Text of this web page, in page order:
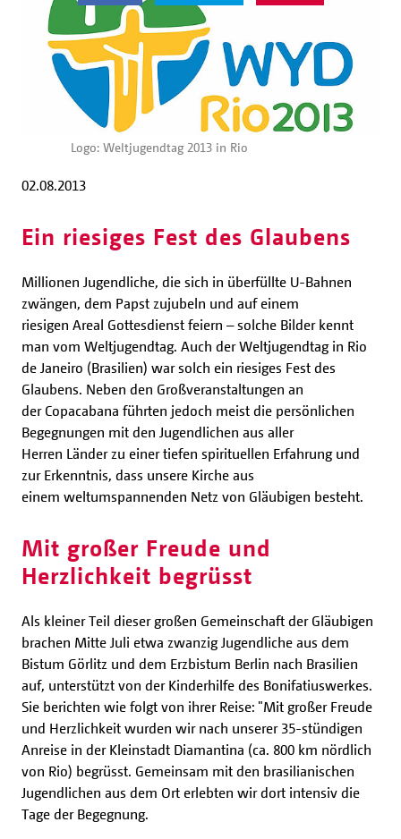
Logo: Weltjugendtag 2013 in Rio
02.08.2013
Ein riesiges Fest des Glaubens
Millionen Jugendliche, die sich in überfüllte U-Bahnen
zwängen, dem Papst zujubeln und auf einem
riesigen Areal Gottesdienst feiern – solche Bilder kennt
man vom Weltjugendtag. Auch der Weltjugendtag in Rio
de Janeiro (Brasilien) war solch ein riesiges Fest des
Glaubens. Neben den Großveranstaltungen an
der Copacabana führten jedoch meist die persönlichen
Begegnungen mit den Jugendlichen aus aller
Herren Länder zu einer tiefen spirituellen Erfahrung und
zur Erkenntnis, dass unsere Kirche aus
einem weltumspannenden Netz von Gläubigen besteht.
Mit großer Freude und
Herzlichkeit begrüsst
Als kleiner Teil dieser großen Gemeinschaft der Gläubigen
brachen Mitte Juli etwa zwanzig Jugendliche aus dem
Bistum Görlitz und dem Erzbistum Berlin nach Brasilien
auf, unterstützt von der Kinderhilfe des Bonifatiuswerkes.
Sie berichten wie folgt von ihrer Reise: "Mit großer Freude
und Herzlichkeit wurden wir nach unserer 35-stündigen
Anreise in der Kleinstadt Diamantina (ca. 800 km nördlich
von Rio) begrüsst. Gemeinsam mit den brasilianischen
Jugendlichen aus dem Ort erlebten wir dort intensiv die
Tage der Begegnung.